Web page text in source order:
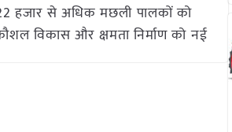
हजार से अधिक मछली पालकों को
विकास और क्षमता निर्माण को नई